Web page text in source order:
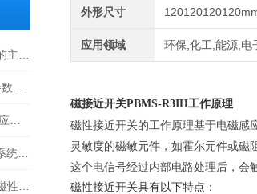
外形尺寸
应用领域 环保,化工,能源,电
磁接近开关PBMS-R3IH工作原理
磁性接近开关的工作原理基于电磁感
灵敏度的磁敏元件，如霍尔元件或磁
这个电信号经过内部电路处理后，会
磁性接近开关具有以下特点：